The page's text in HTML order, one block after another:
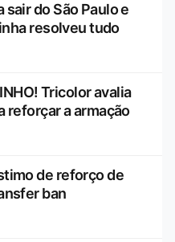
sair do São Paulo e
resolveu tudo
Tricolor avalia
reforçar a armação
de reforço de
ban